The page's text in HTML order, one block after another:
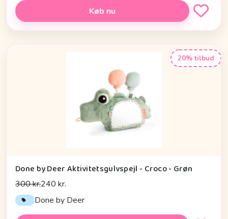
Køb nu
20% tilbud
Done by Deer Aktivitetsgulvspejl - Croco - Grøn
300 kr.240 kr.
Done by Deer